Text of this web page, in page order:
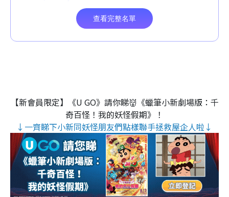
【新會員限定】《U GO》請你睇👹《蠟筆小新劇場版：千
奇百怪！我的妖怪假期》！
↓一齊睇下小新同妖怪朋友們點樣聯手拯救屋企人啦↓